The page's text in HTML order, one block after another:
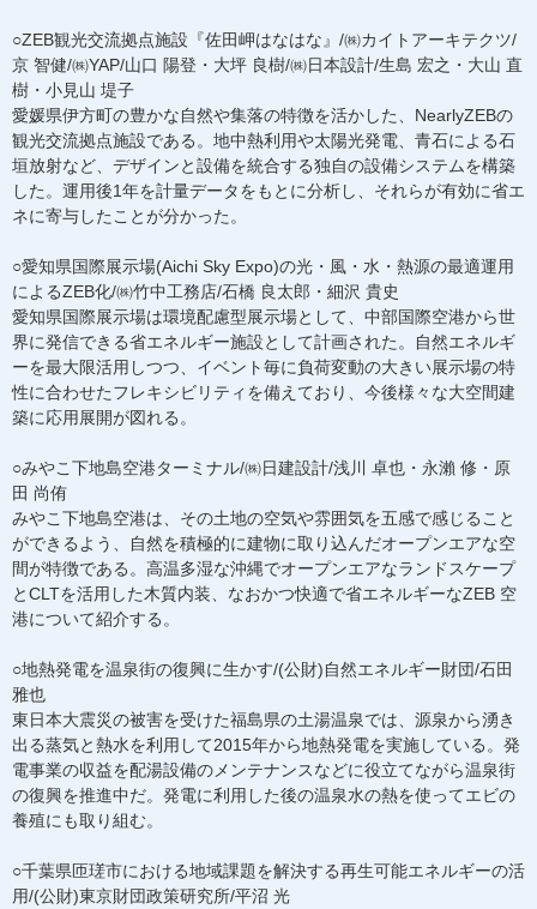
○ZEB観光交流拠点施設『佐田岬はなはな』/㈱カイトアーキテクツ/
京 智健/㈱YAP/山口 陽登・大坪 良樹/㈱日本設計/生島 宏之・大山 直
樹・小見山 堤子
愛媛県伊方町の豊かな自然や集落の特徴を活かした、NearlyZEBの
観光交流拠点施設である。地中熱利用や太陽光発電、青石による石
垣放射など、デザインと設備を統合する独自の設備システムを構築
した。運用後1年を計量データをもとに分析し、それらが有効に省エ
ネに寄与したことが分かった。
○愛知県国際展示場(Aichi Sky Expo)の光・風・水・熱源の最適運用
によるZEB化/㈱竹中工務店/石橋 良太郎・細沢 貴史
愛知県国際展示場は環境配慮型展示場として、中部国際空港から世
界に発信できる省エネルギー施設として計画された。自然エネルギ
ーを最大限活用しつつ、イベント毎に負荷変動の大きい展示場の特
性に合わせたフレキシビリティを備えており、今後様々な大空間建
築に応用展開が図れる。
○みやこ下地島空港ターミナル/㈱日建設計/浅川 卓也・永瀨 修・原
田 尚侑
みやこ下地島空港は、その土地の空気や雰囲気を五感で感じること
ができるよう、自然を積極的に建物に取り込んだオープンエアな空
間が特徴である。高温多湿な沖縄でオープンエアなランドスケープ
とCLTを活用した木質内装、なおかつ快適で省エネルギーなZEB 空
港について紹介する。
○地熱発電を温泉街の復興に生かす/(公財)自然エネルギー財団/石田
雅也
東日本大震災の被害を受けた福島県の土湯温泉では、源泉から湧き
出る蒸気と熱水を利用して2015年から地熱発電を実施している。発
電事業の収益を配湯設備のメンテナンスなどに役立てながら温泉街
の復興を推進中だ。発電に利用した後の温泉水の熱を使ってエビの
養殖にも取り組む。
○千葉県匝瑳市における地域課題を解決する再生可能エネルギーの活
用/(公財)東京財団政策研究所/平沼 光